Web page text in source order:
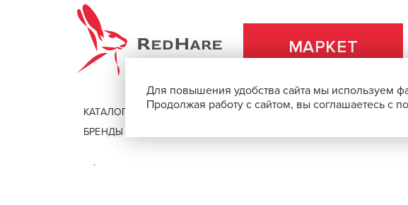
REDHARE МАРКЕТ
КАТАЛОГ
БРЕНДЫ
ДОСТАВКА И ОПЛАТА
Для повышения удобства сайта мы используем
Продолжая работу с сайтом, вы соглашаетесь с